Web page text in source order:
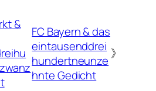
&
FC Bayern & das
eintausenddrei
hundertneunze
hnte Gedicht
》